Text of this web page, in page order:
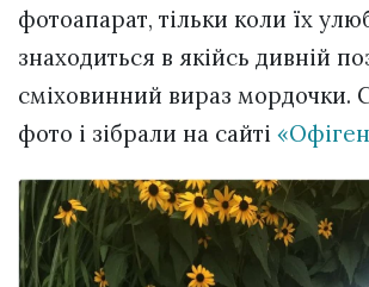
фотоапарат, тільки коли їх
знаходиться в якійсь дивній
сміховинний вираз мордочки.
фото і зібрали на сайті